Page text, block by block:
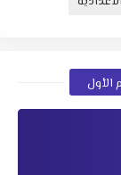
الأول